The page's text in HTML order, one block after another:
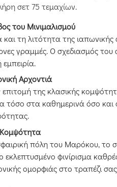
σετ 75 τεμαχίων.
του Μινιμαλισμού
τη λιτότητα της ιαπωνικής
γραμμές. Ο σχεδιασμός
Αρχοντιά
της κλασικής
τόσο στα καθημερινά όσο
πόλη του Μαρόκου, το
φινίρισμα
ομορφιάς στο τραπέζι